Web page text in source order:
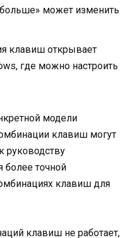
может изменить
клавиш открывает
где можно настроить
модели
клавиш могут
руководству
более точной
клавиш для
клавиш не работает,